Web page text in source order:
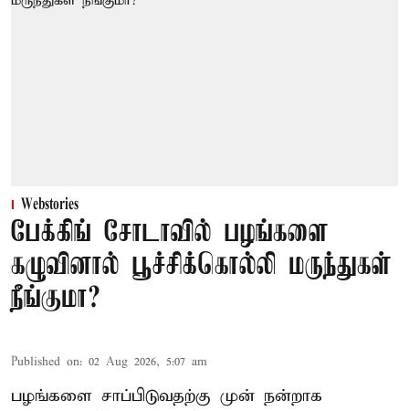
Webstories
பேக்கிங் சோடாவில் பழங்களை
கழுவினால் பூச்சிக்கொல்லி மருந்துகள்
நீங்குமா?
Published on: 02 Aug 2026, 5:07 am
பழங்களை சாப்பிடுவதற்கு முன் நன்றாக